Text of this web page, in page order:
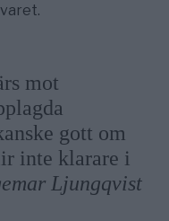
gott om
inte klarare i
Ljungqvist